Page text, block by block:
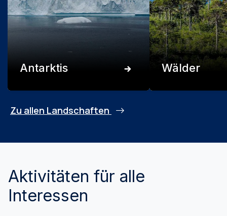
Antarktis Wälder
Zu allen Landschaften
Aktivitäten für alle
Interessen